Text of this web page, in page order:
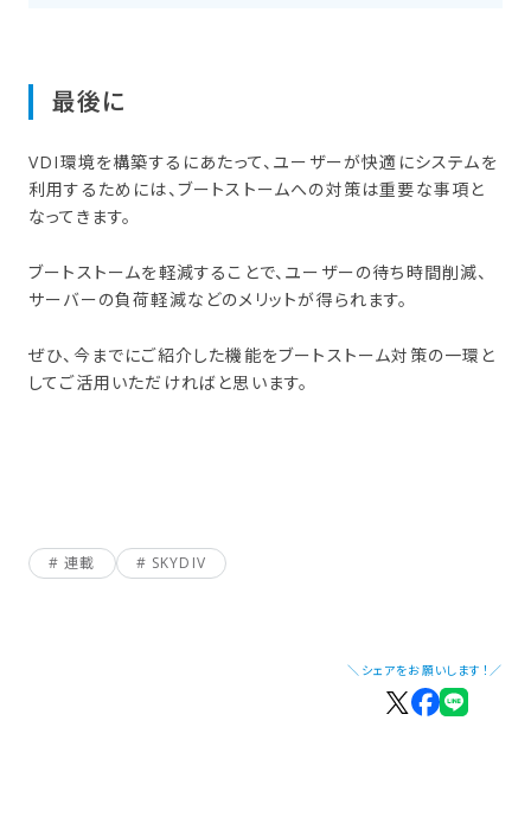
最後に
VDI環境を構築するにあたって、ユーザーが快適にシステムを
利用するためには、ブートストームへの対策は重要な事項と
なってきます。
ブートストームを軽減することで、ユーザーの待ち時間削減、
サーバーの負荷軽減などのメリットが得られます。
ぜひ、今までにご紹介した機能をブートストーム対策の一環と
してご活用いただければと思います。
連載 SKYDIV
＼シェアをお願いします！／